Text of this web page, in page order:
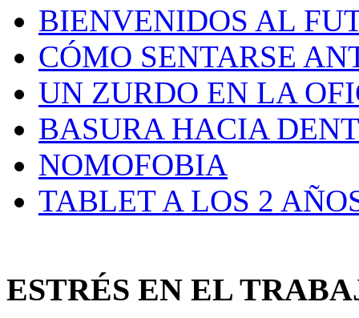
BIENVENIDOS AL
CÓMO SENTARSE
UN ZURDO EN LA
BASURA HACIA
NOMOFOBIA
TABLET A LOS 2
ESTRÉS EN EL